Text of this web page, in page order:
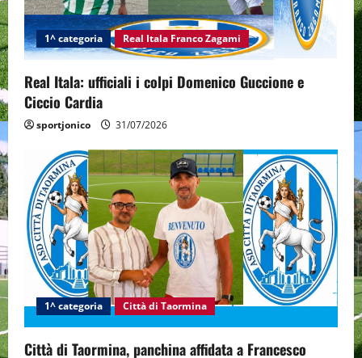
1^ categoria Real Itala Franco Zagami
Real Itala: ufficiali i colpi Domenico Guccione e
Ciccio Cardia
sportjonico 31/07/2026
1^ categoria Città di Taormina
Città di Taormina, panchina affidata a Francesco